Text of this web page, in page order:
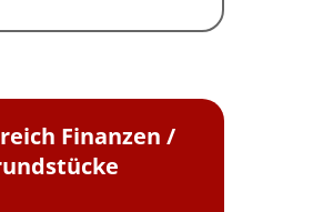
Finanzen /